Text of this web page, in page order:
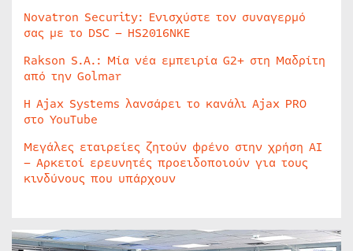
Novatron Security: Ενισχύστε τον συναγερμό
σας με το DSC – HS2016NKE
Rakson S.A.: Μία νέα εμπειρία G2+ στη Μαδρίτη
από την Golmar
Η Ajax Systems λανσάρει το κανάλι Ajax PRO
στο YouTube
Μεγάλες εταιρείες ζητούν φρένο στην χρήση AI
– Αρκετοί ερευνητές προειδοποιούν για τους
κινδύνους που υπάρχουν